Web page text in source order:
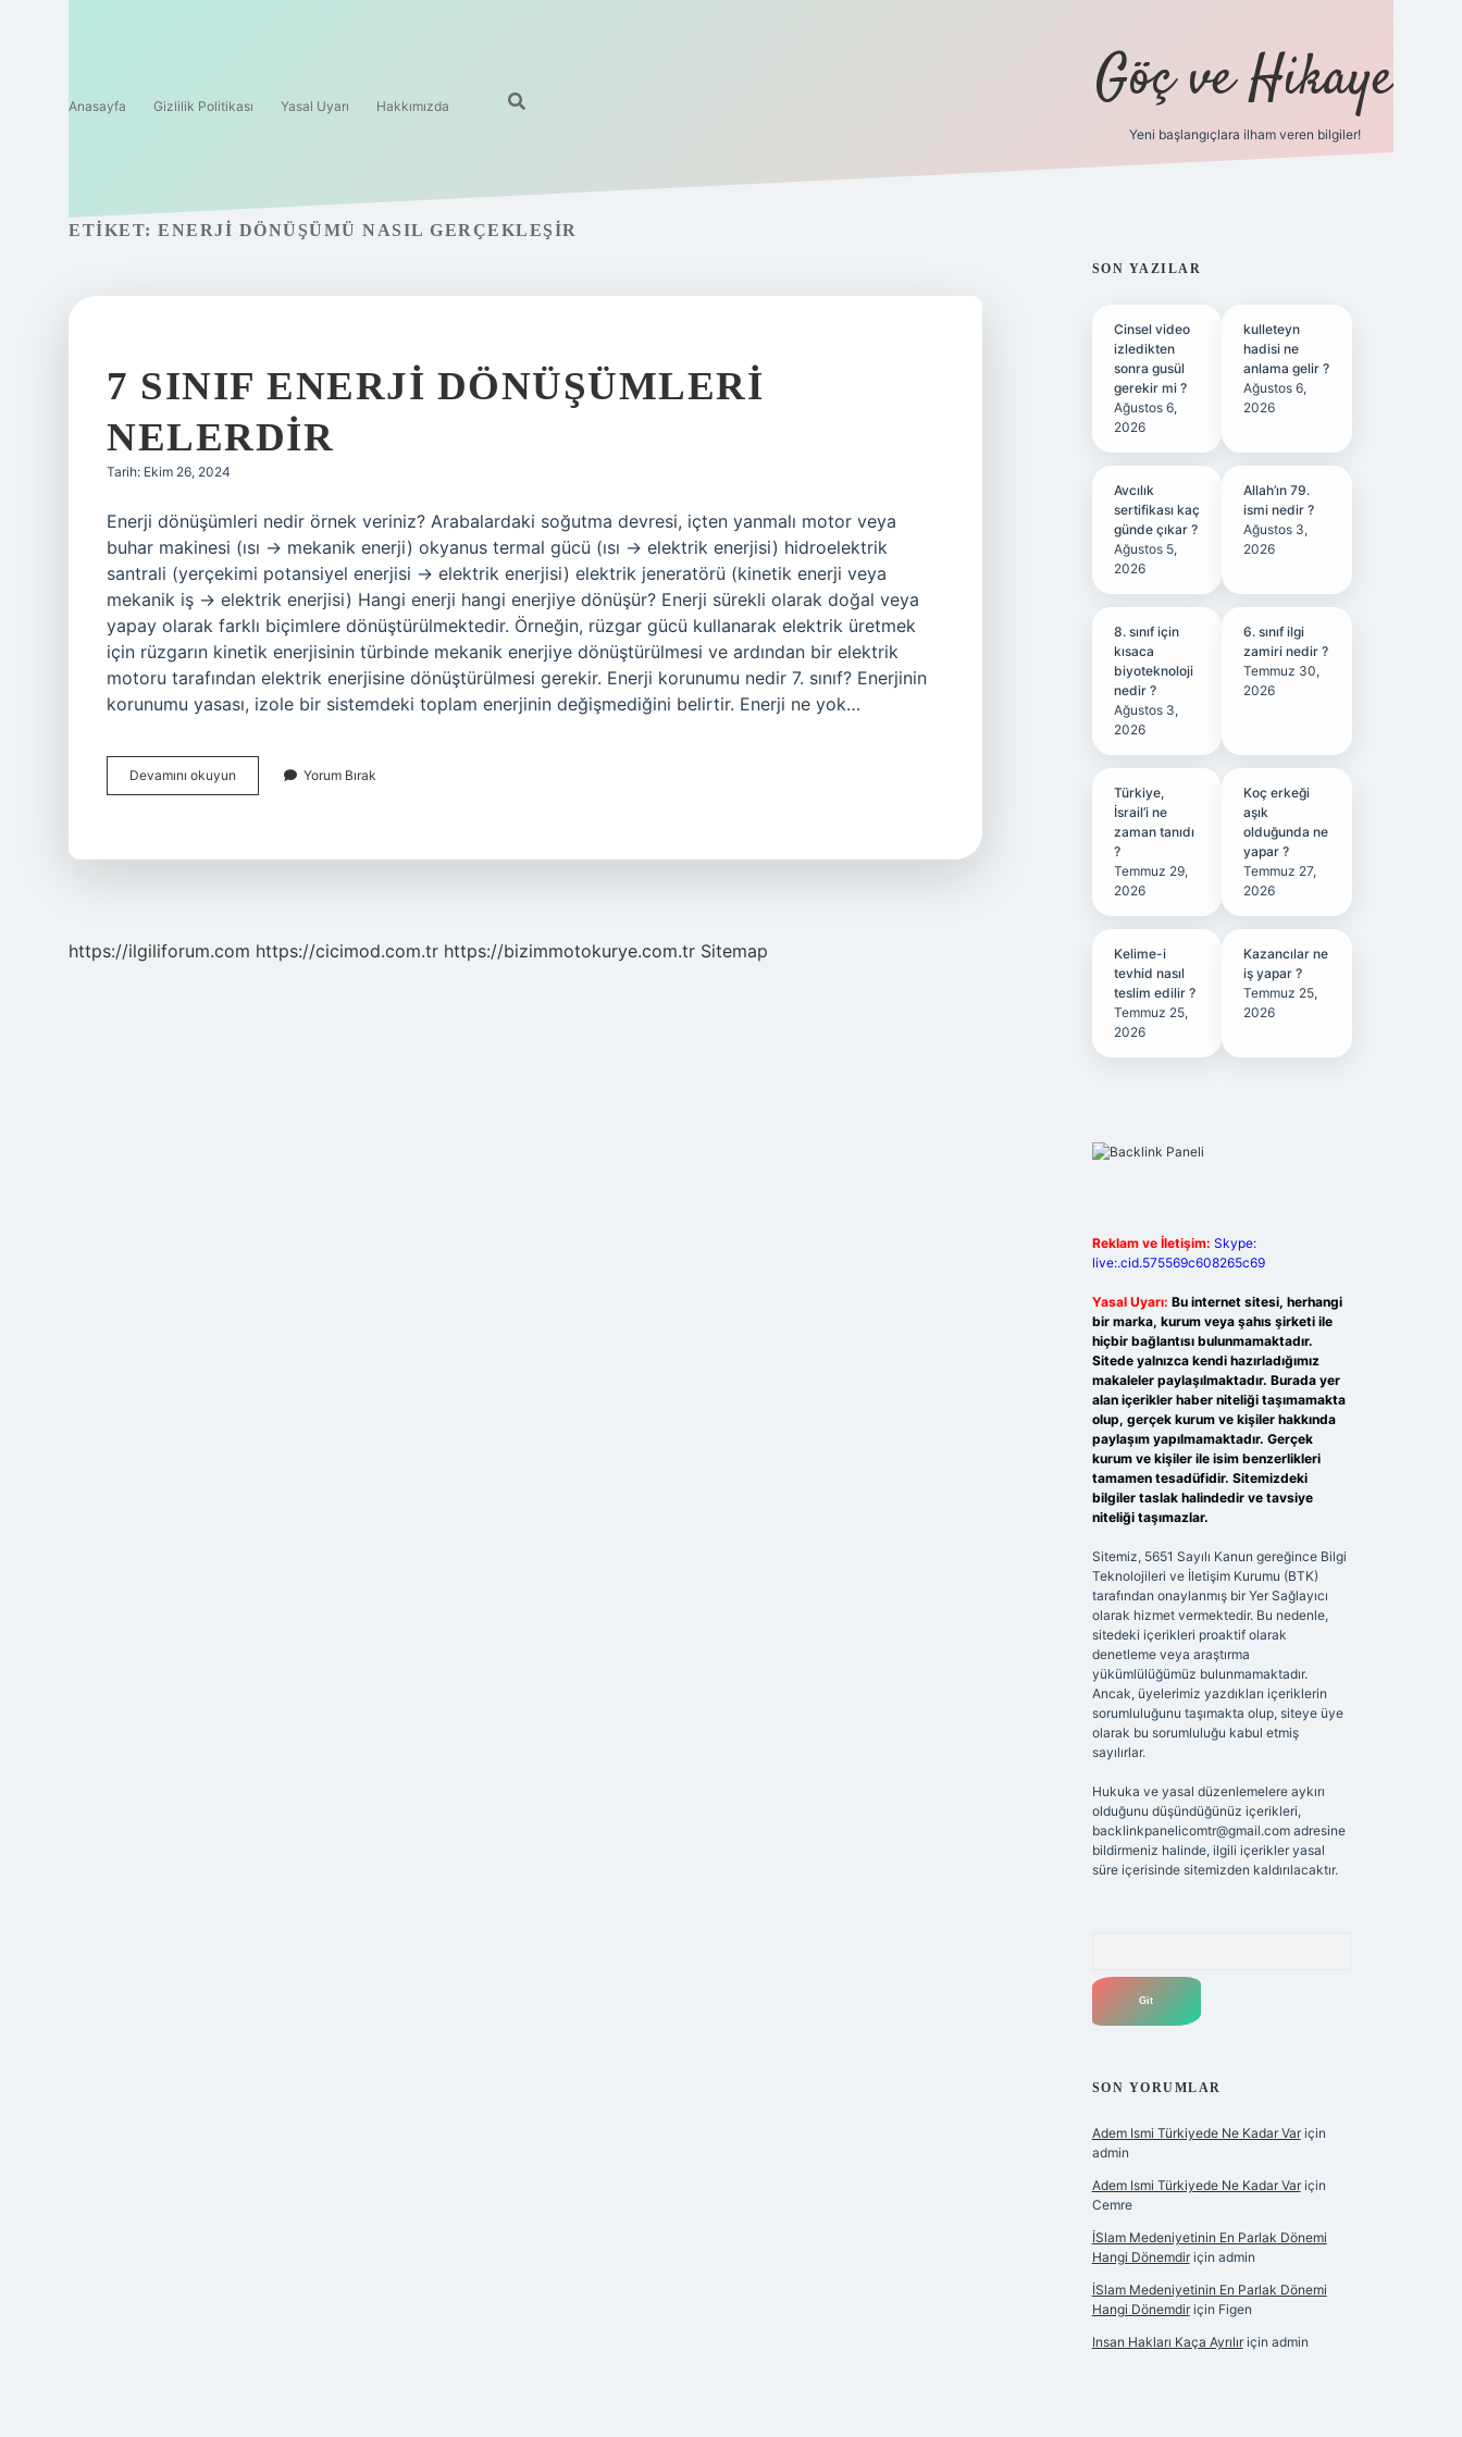
Anasayfa Gizlilik Politikası Yasal Uyarı Hakkımızda Göç ve Hikaye
Yeni başlangıçlara ilham veren bilgiler!
ETIKET: ENERJI DÖNÜŞÜMÜ NASIL GERÇEKLEŞIR
7 SINIF ENERJI DÖNÜŞÜMLERI
NELERDIR
Tarih: Ekim 26, 2024
Enerji dönüşümleri nedir örnek veriniz? Arabalardaki soğutma devresi, içten yanmalı motor veya
buhar makinesi (ısı → mekanik enerji) okyanus termal gücü (ısı → elektrik enerjisi) hidroelektrik
santrali (yerçekimi potansiyel enerjisi → elektrik enerjisi) elektrik jeneratörü (kinetik enerji veya
mekanik iş → elektrik enerjisi) Hangi enerji hangi enerjiye dönüşür? Enerji sürekli olarak doğal veya
yapay olarak farklı biçimlere dönüştürülmektedir. Örneğin, rüzgar gücü kullanarak elektrik üretmek
için rüzgarın kinetik enerjisinin türbinde mekanik enerjiye dönüştürülmesi ve ardından bir elektrik
motoru tarafından elektrik enerjisine dönüştürülmesi gerekir. Enerji korunumu nedir 7. sınıf? Enerjinin
korunumu yasası, izole bir sistemdeki toplam enerjinin değişmediğini belirtir. Enerji ne yok…
Devamını okuyun
Sınıf
Yorum Bırak
https://ilgiliforum.com https://cicimod.com.tr https://bizimmotokurye.com.tr Sitemap
SIDEBAR
SON YAZILAR
Cinsel video
izledikten
sonra gusül
gerekir mi ?
Ağustos 6,
2026
kulleteyn
hadisi ne
anlama gelir ?
Ağustos 6,
2026
Avcılık
sertifikası kaç
günde çıkar ?
Ağustos 5,
2026
Allah’ın 79.
ismi nedir ?
Ağustos 3,
2026
8. sınıf için
kısaca
biyoteknoloji
nedir ?
Ağustos 3,
2026
6. sınıf ilgi
zamiri nedir ?
Temmuz 30,
2026
Türkiye,
İsrail’i ne
zaman tanıdı
?
Temmuz 29,
2026
Koç erkeği
aşık
olduğunda ne
yapar ?
Temmuz 27,
2026
Kelime-i
tevhid nasıl
teslim edilir ?
Temmuz 25,
2026
Kazancılar ne
iş yapar ?
Temmuz 25,
2026
Reklam ve İletişim: Skype:
live:.cid.575569c608265c69
Yasal Uyarı: Bu internet sitesi, herhangi
bir marka, kurum veya şahıs şirketi ile
hiçbir bağlantısı bulunmamaktadır.
Sitede yalnızca kendi hazırladığımız
makaleler paylaşılmaktadır. Burada yer
alan içerikler haber niteliği taşımamakta
olup, gerçek kurum ve kişiler hakkında
paylaşım yapılmamaktadır. Gerçek
kurum ve kişiler ile isim benzerlikleri
tamamen tesadüfidir. Sitemizdeki
bilgiler taslak halindedir ve tavsiye
niteliği taşımazlar.
Sitemiz, 5651 Sayılı Kanun gereğince Bilgi
Teknolojileri ve İletişim Kurumu (BTK)
tarafından onaylanmış bir Yer Sağlayıcı
olarak hizmet vermektedir. Bu nedenle,
sitedeki içerikleri proaktif olarak
denetleme veya araştırma
yükümlülüğümüz bulunmamaktadır.
Ancak, üyelerimiz yazdıkları içeriklerin
sorumluluğunu taşımakta olup, siteye üye
olarak bu sorumluluğu kabul etmiş
sayılırlar.
Hukuka ve yasal düzenlemelere aykırı
olduğunu düşündüğünüz içerikleri,
backlinkpanelicomtr@gmail.comadresine
bildirmeniz halinde, ilgili içerikler yasal
süre içerisinde sitemizden kaldırılacaktır.
SON YORUMLAR
Adem Ismi Türkiyede Ne Kadar Variçin
admin
Adem Ismi Türkiyede Ne Kadar Variçin
Cemre
İSlam Medeniyetinin En Parlak Dönemi
Hangi Dönemdiriçin admin
İSlam Medeniyetinin En Parlak Dönemi
Hangi Dönemdiriçin Figen
Insan Hakları Kaça Ayrılıriçin admin